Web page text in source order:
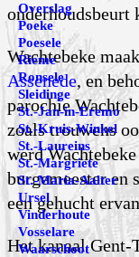
onderhoudsbeurt
Wachtebeke
Assenede, en
parochie
zoals trouwens
werd
burgemeester en
een gehucht
Het kanaal
Overslag
Poeke
Poesele
Rieme
Ronsele
Sleidinge
St.-Jan-in-Eremo
St.-Kruis-Winkel
St.-Laureins
St.-Margriete
St.-Maria-Aalter
Ursel
Vinderhoute
Vosselare
Waarschoot